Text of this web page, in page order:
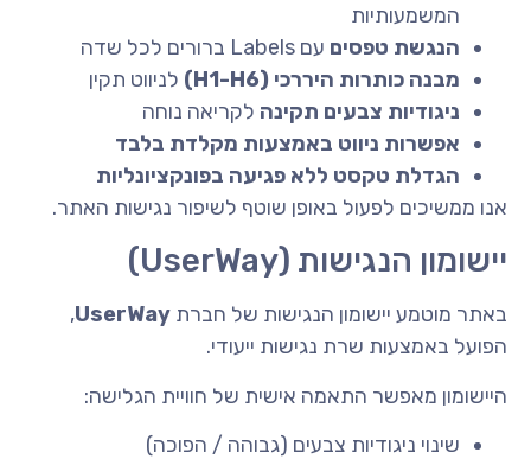
המשמעותיות
הנגשת טפסים עם Labels ברורים לכל שדה
מבנה כותרות היררכי (H1-H6)
לניווט תקין
ניגודיות צבעים תקינה לקריאה נוחה
אפשרות ניווט באמצעות מקלדת בלבד
הגדלת טקסט ללא פגיעה בפונקציונליות
אנו ממשיכים לפעול באופן שוטף לשיפור נגישות האתר.
יישומון הנגישות (UserWay)
באתר מוטמע יישומון הנגישות של חברת UserWay
,
הפועל באמצעות שרת נגישות ייעודי.
היישומון מאפשר התאמה אישית של חוויית הגלישה:
שינוי ניגודיות צבעים (גבוהה / הפוכה)